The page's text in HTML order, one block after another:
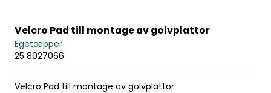
Velcro Pad till montage av golvplattor
Egetæpper
25 8027066
Velcro Pad till montage av golvplattor